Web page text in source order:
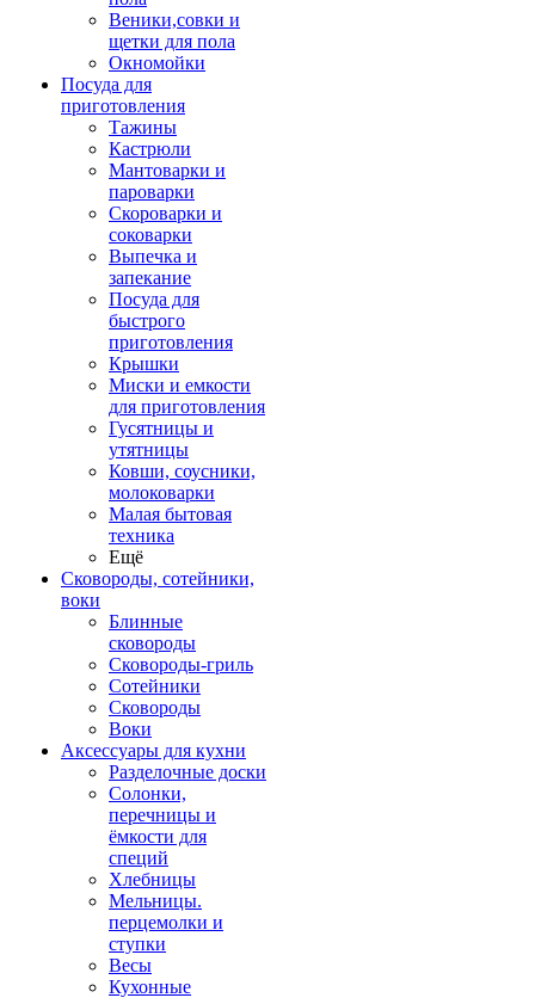
Веники,совки и
щетки для пола
Окномойки
Посуда для
приготовления
Тажины
Кастрюли
Мантоварки и
пароварки
Скороварки и
соковарки
Выпечка и
запекание
Посуда для
быстрого
приготовления
Крышки
Миски и емкости
для приготовления
Гусятницы и
утятницы
Ковши, соусники,
молоковарки
Малая бытовая
техника
Ещё
Сковороды, сотейники,
воки
Блинные
сковороды
Сковороды-гриль
Сотейники
Сковороды
Воки
Аксессуары для кухни
Разделочные доски
Солонки,
перечницы и
ёмкости для
специй
Хлебницы
Мельницы.
перцемолки и
ступки
Весы
Кухонные